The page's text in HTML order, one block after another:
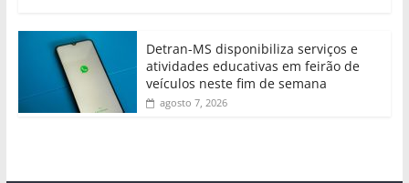
Detran-MS disponibiliza serviços e
atividades educativas em feirão de
veículos neste fim de semana
agosto 7, 2026